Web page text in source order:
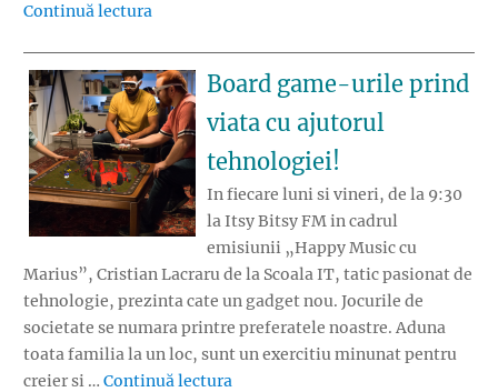
Continuă lectura
Board game-urile prind
viata cu ajutorul
tehnologiei!
In fiecare luni si vineri, de la 9:30
la Itsy Bitsy FM in cadrul
emisiunii „Happy Music cu
Marius”, Cristian Lacraru de la Scoala IT, tatic pasionat de
tehnologie, prezinta cate un gadget nou. Jocurile de
societate se numara printre preferatele noastre. Aduna
toata familia la un loc, sunt un exercitiu minunat pentru
creier si … Continuă lectura